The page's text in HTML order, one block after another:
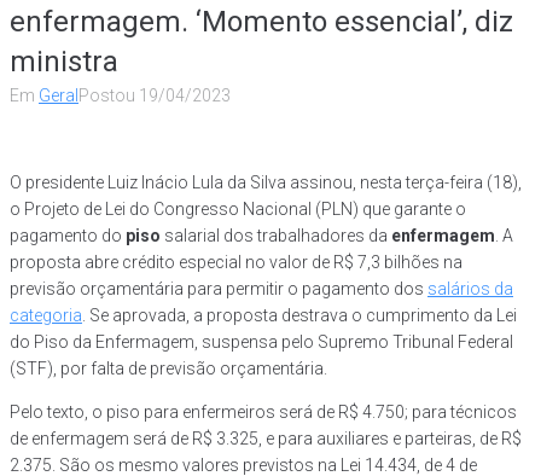
enfermagem. ‘Momento essencial’, diz
ministra
Em Geral Postou 19/04/2023
O presidente Luiz Inácio Lula da Silva assinou, nesta terça-feira (18),
o Projeto de Lei do Congresso Nacional (PLN) que garante o
pagamento do piso salarial dos trabalhadores da enfermagem . A
proposta abre crédito especial no valor de R$ 7,3 bilhões na
previsão orçamentária para permitir o pagamento dos salários da
categoria . Se aprovada, a proposta destrava o cumprimento da Lei
do Piso da Enfermagem, suspensa pelo Supremo Tribunal Federal
(STF), por falta de previsão orçamentária.
Pelo texto, o piso para enfermeiros será de R$ 4.750; para técnicos
de enfermagem será de R$ 3.325, e para auxiliares e parteiras, de R$
2.375. São os mesmo valores previstos na Lei 14.434, de 4 de